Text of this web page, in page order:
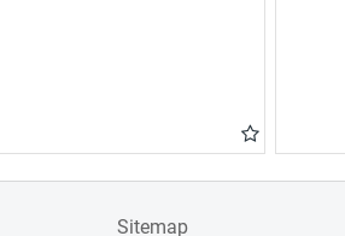
Sitemap